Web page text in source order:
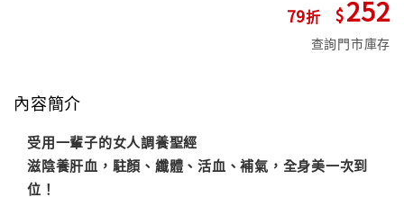
79 252
查詢門市庫存
內容簡介
受用一輩子的女人調養聖經
滋陰養肝血，駐顏、纖體、活血、補氣，全身美一次到
位！